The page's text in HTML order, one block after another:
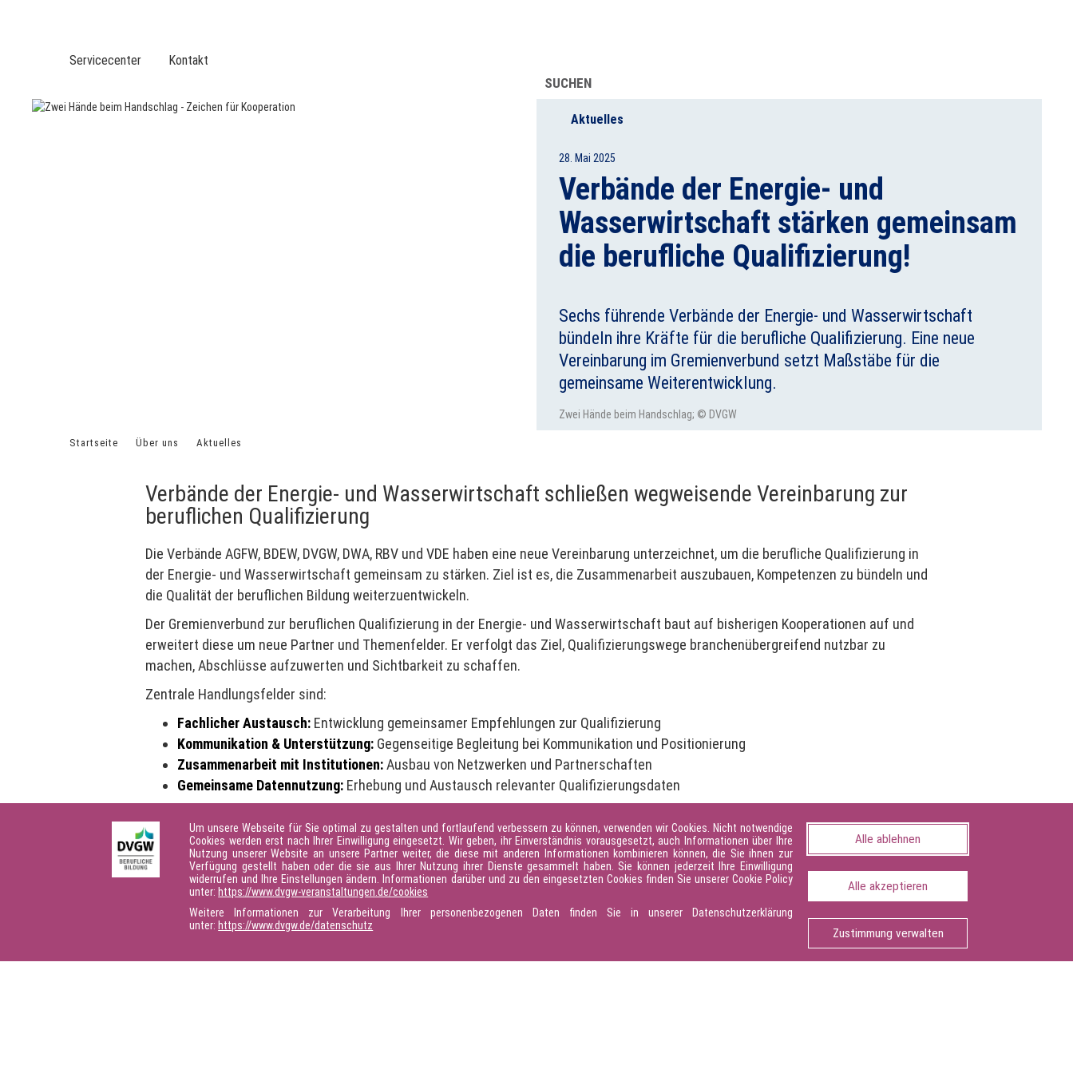
Servicecenter Kontakt
SUCHEN
Aktuelles
28. Mai 2025
Verbände der Energie- und
Wasserwirtschaft stärken gemeinsam
die berufliche Qualifizierung!
Sechs führende Verbände der Energie- und Wasserwirtschaft
bündeln ihre Kräfte für die berufliche Qualifizierung. Eine neue
Vereinbarung im Gremienverbund setzt Maßstäbe für die
gemeinsame Weiterentwicklung.
Zwei Hände beim Handschlag; © DVGW
Startseite Über uns Aktuelles
Verbände der Energie- und Wasserwirtschaft schließen wegweisende Vereinbarung zur
beruflichen Qualifizierung
Die Verbände AGFW, BDEW, DVGW, DWA, RBV und VDE haben eine neue Vereinbarung unterzeichnet, um die berufliche Qualifizierung in
der Energie- und Wasserwirtschaft gemeinsam zu stärken. Ziel ist es, die Zusammenarbeit auszubauen, Kompetenzen zu bündeln und
die Qualität der beruflichen Bildung weiterzuentwickeln.
Der Gremienverbund zur beruflichen Qualifizierung in der Energie- und Wasserwirtschaft baut auf bisherigen Kooperationen auf und
erweitert diese um neue Partner und Themenfelder. Er verfolgt das Ziel, Qualifizierungswege branchenübergreifend nutzbar zu
machen, Abschlüsse aufzuwerten und Sichtbarkeit zu schaffen.
Zentrale Handlungsfelder sind:
Fachlicher Austausch: Entwicklung gemeinsamer Empfehlungen zur Qualifizierung
Kommunikation & Unterstützung: Gegenseitige Begleitung bei Kommunikation und Positionierung
Zusammenarbeit mit Institutionen:Ausbau von Netzwerken und Partnerschaften
Gemeinsame Datennutzung: Erhebung und Austausch relevanter Qualifizierungsdaten
Gremienverbund freut sich über weitere ehrenamtliche Mitwirkende, die mit ihren Ideen zur Weiterentwicklung der beruflichen
Fortbildung beitragen möchten.
📢 Bei Interesse melden Sie sich gerne bei:silke.splittgerber(at)dvgw.de
Seite teilen: Seite drucken
Um unsere Webseite für Sie optimal zu gestalten und fortlaufend verbessern zu können, verwenden wir Cookies. Nicht notwendige
Cookies werden erst nach Ihrer Einwilligung eingesetzt. Wir geben, ihr Einverständnis vorausgesetzt, auch Informationen über Ihre
Nutzung unserer Website an unsere Partner weiter, die diese mit anderen Informationen kombinieren können, die Sie ihnen zur
Verfügung gestellt haben oder die sie aus Ihrer Nutzung ihrer Dienste gesammelt haben. Sie können jederzeit Ihre Einwilligung
widerrufen und Ihre Einstellungen ändern. Informationen darüber und zu den eingesetzten Cookies finden Sie unserer Cookie Policy
unter: https://www.dvgw-veranstaltungen.de/cookies
Weitere Informationen zur Verarbeitung Ihrer personenbezogenen Daten finden Sie in unserer Datenschutzerklärung
unter: https://www.dvgw.de/datenschutz
Alle ablehnen
Alle akzeptieren
Zustimmung verwalten